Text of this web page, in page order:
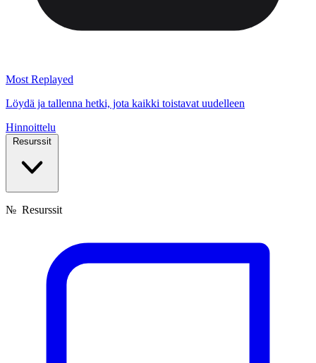
Most Replayed
Löydä ja tallenna hetki, jota kaikki toistavat uudelleen
Hinnoittelu
Resurssit
№ Resurssit